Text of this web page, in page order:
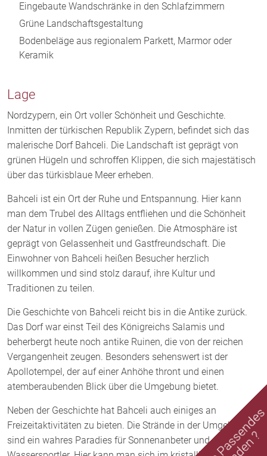
Eingebaute Wandschränke in den Schlafzimmern
Grüne Landschaftsgestaltung
Bodenbeläge aus regionalem Parkett, Marmor oder
Keramik
Lage
Nordzypern, ein Ort voller Schönheit und Geschichte.
Inmitten der türkischen Republik Zypern, befindet sich das
malerische Dorf Bahceli. Die Landschaft ist geprägt von
grünen Hügeln und schroffen Klippen, die sich majestätisch
über das türkisblaue Meer erheben.
Bahceli ist ein Ort der Ruhe und Entspannung. Hier kann
man dem Trubel des Alltags entfliehen und die Schönheit
der Natur in vollen Zügen genießen. Die Atmosphäre ist
geprägt von Gelassenheit und Gastfreundschaft. Die
Einwohner von Bahceli heißen Besucher herzlich
willkommen und sind stolz darauf, ihre Kultur und
Traditionen zu teilen.
Die Geschichte von Bahceli reicht bis in die Antike zurück.
Das Dorf war einst Teil des Königreichs Salamis und
beherbergt heute noch antike Ruinen, die von der reichen
Vergangenheit zeugen. Besonders sehenswert ist der
Apollotempel, der auf einer Anhöhe thront und einen
atemberaubenden Blick über die Umgebung bietet.
Neben der Geschichte hat Bahceli auch einiges an
Freizeitaktivitäten zu bieten. Die Strände in der Umgebung
sind ein wahres Paradies für Sonnenanbeter und